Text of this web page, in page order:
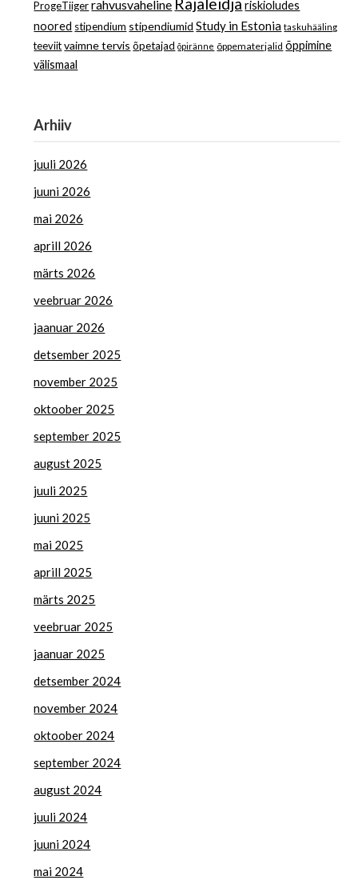
ProgeTiiger rahvusvaheline Rajaleidja riskioludes
noored stipendium stipendiumid Study in Estonia taskuhääling
teeviit vaimne tervis õpetajad õpiränne õppematerjalid õppimine
välismaal
Arhiiv
juuli 2026
juuni 2026
mai 2026
aprill 2026
märts 2026
veebruar 2026
jaanuar 2026
detsember 2025
november 2025
oktoober 2025
september 2025
august 2025
juuli 2025
juuni 2025
mai 2025
aprill 2025
märts 2025
veebruar 2025
jaanuar 2025
detsember 2024
november 2024
oktoober 2024
september 2024
august 2024
juuli 2024
juuni 2024
mai 2024